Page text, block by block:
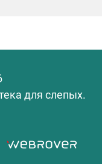
для слепых.